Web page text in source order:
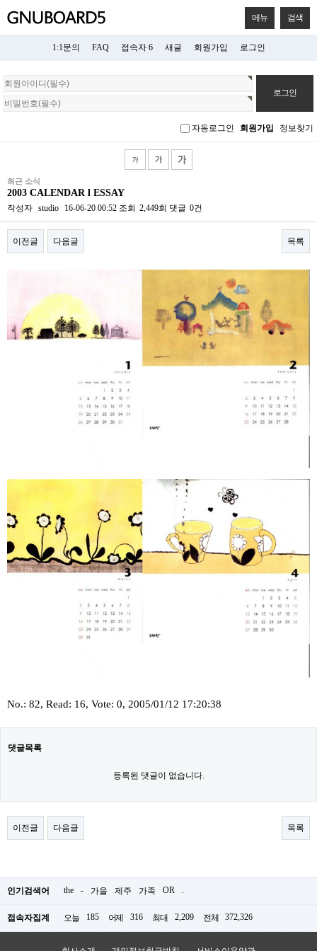
메뉴 검색
1:1문의 FAQ 접속자 6 새글 회원가입 로그인
회
원
로
자동로그인 회원가입 정보찾기
최근 소식
2003 CALENDAR l ESSAY
작성자 studio 16-06-20 00:52 조회 2,449회 댓글 0건
이전글 다음글 목록
No.: 82, Read: 16, Vote: 0, 2005/01/12 17:20:38
댓글목록
등록된 댓글이 없습니다.
이전글 다음글 목록
인기검색어 the - 가을 제주 가족 OR .
접속자집계 오늘 185 어제 316 최대 2,209 전체 372,326